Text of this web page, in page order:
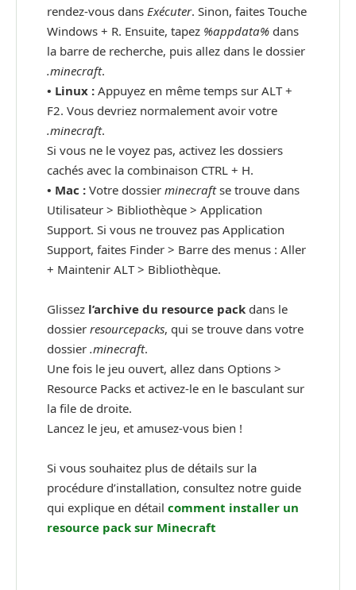
rendez-vous dans Exécuter. Sinon, faites Touche
Windows + R. Ensuite, tapez %appdata% dans
la barre de recherche, puis allez dans le dossier
.minecraft.
• Linux : Appuyez en même temps sur ALT +
F2. Vous devriez normalement avoir votre
.minecraft.
Si vous ne le voyez pas, activez les dossiers
cachés avec la combinaison CTRL + H.
• Mac : Votre dossier minecraftse trouve dans
Utilisateur > Bibliothèque > Application
Support. Si vous ne trouvez pas Application
Support, faites Finder > Barre des menus : Aller
+ Maintenir ALT > Bibliothèque.
Glissez l’archive du resource pack dans le
dossier resourcepacks, qui se trouve dans votre
dossier .minecraft.
Une fois le jeu ouvert, allez dans Options >
Resource Packs et activez-le en le basculant sur
la file de droite.
Lancez le jeu, et amusez-vous bien !
Si vous souhaitez plus de détails sur la
procédure d’installation, consultez notre guide
qui explique en détail comment installer un
resource pack sur Minecraft